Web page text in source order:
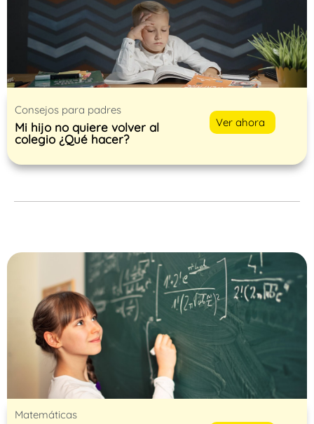
Consejos para padres
Mi hijo no quiere volver al
colegio ¿Qué hacer?
Ver ahora
Matemáticas